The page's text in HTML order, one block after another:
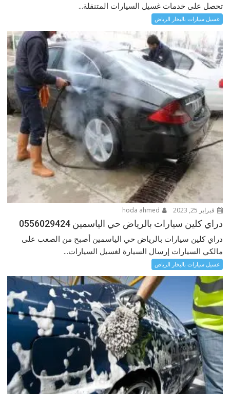
تحصل على خدمات غسيل السيارات المتنقلة...
غسيل سيارات بالبخار الرياض
فبراير 25, 2023
دراي كلين سيارات بالرياض حي الياسمين 0556029424
دراي كلين سيارات بالرياض حي الياسمين أصبح من الصعب على
مالكي السيارات إرسال السيارة لغسيل السيارات...
غسيل سيارات بالبخار الرياض